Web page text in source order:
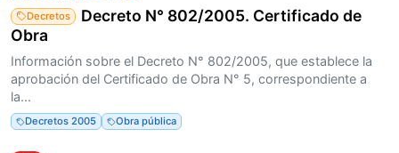
Decretos
Decreto N° 802/2005. Certificado de
Obra
Información sobre el Decreto N° 802/2005, que establece la
aprobación del Certificado de Obra N° 5, correspondiente a
la...
Decretos 2005 Obra pública